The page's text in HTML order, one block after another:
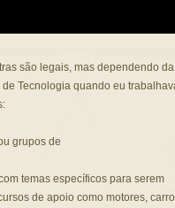
são legais, mas dependendo da
Tecnologia quando eu
grupos de
temas específicos para serem
de apoio como motores,